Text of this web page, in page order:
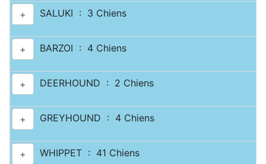
+ SALUKI : 3 Chiens
+ BARZOI : 4 Chiens
+ DEERHOUND : 2 Chiens
+ GREYHOUND : 4 Chiens
+ WHIPPET : 41 Chiens